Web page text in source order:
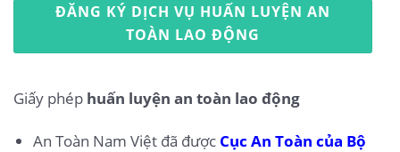
ĐĂNG KÝ DỊCH VỤ HUẤN LUYỆN AN
TOÀN LAO ĐỘNG
Giấy phép huấn luyện an toàn lao động
An Toàn Nam Việt đã được Cục An Toàn của Bộ